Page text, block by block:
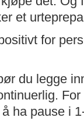
et
for
du legge
ha pause i